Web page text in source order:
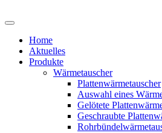
Home
Aktuelles
Produkte
Wärmetauscher
Plattenwärmetauscher
Auswahl eines
Gelötete
Geschraubte